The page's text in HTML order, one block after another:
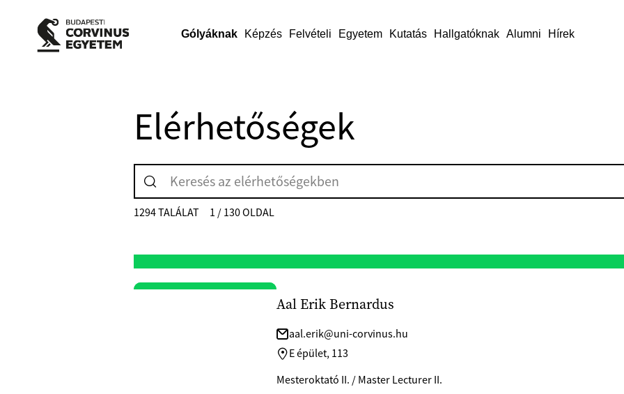
Gólyáknak Képzés Felvételi Egyetem Kutatás Hallgatóknak Alumni Hírek
Elérhetőségek
1294 TALÁLAT 1 / 130 OLDAL
Aal Erik Bernardus
aal.erik@uni-corvinus.hu
E épület, 113
Mesteroktató II. / Master Lecturer II.